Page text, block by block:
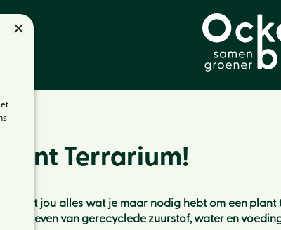
Terrarium!
geeft jou alles wat je maar nodig hebt om een
overleven van gerecyclede zuurstof, water en
×